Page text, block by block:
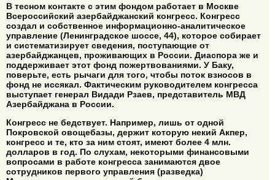
В тесном контакте с этим фондом работает в Москве
Всероссийский азербайджанский конгресс. Конгресс
создал и собственное информационно-аналитическое
управление (Ленинградское шоссе, 44), которое собирает
и систематизирует сведения, поступающие от
азербайджанцев, проживающих в России. Диаспора же и
поддерживает этот фонд пожертвованиями. У Баку,
поверьте, есть рычаги для того, чтобы поток взносов в
фонд не иссякал. Фактическим руководителем конгресса
выступает генерал Видади Рзаев, представитель МВД
Азербайджана в России.
Конгресс не бедствует. Например, лишь от одной
Покровской овощебазы, держит которую некий Акпер,
конгресс и те, кто за ним стоят, имеют более 4 млн.
долларов в год. По слухам, некоторыми финансовыми
вопросами в работе конгресса занимаются двое
сотрудников первого управления (разведка)